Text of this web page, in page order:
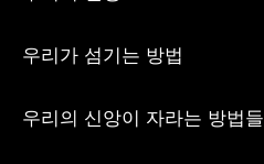
우리가 섬기는 방법
우리의 신앙이 자라는 방법들